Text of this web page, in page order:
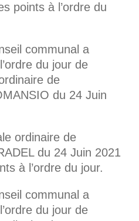
points à l’ordre du
communal a
du jour de
de
du 24 Juin
ordinaire de
du 24 Juin 2021
à l’ordre du jour.
communal a
du jour de